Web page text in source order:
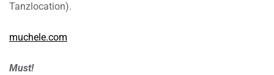
Tanzlocation).
muchele.com
Must!